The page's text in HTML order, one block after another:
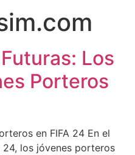
Los
Porteros
en FIFA 24 En el
24, los jóvenes porteros